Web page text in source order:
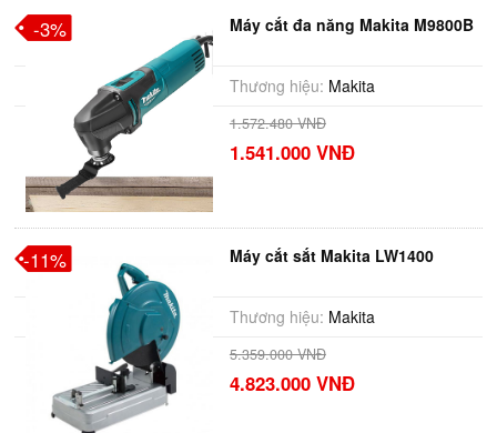
Máy cắt đa năng Makita M9800B
Thương hiệu: Makita
1.572.480 VNĐ
1.541.000 VNĐ
-3%
Máy cắt sắt Makita LW1400
Thương hiệu: Makita
5.359.000 VNĐ
4.823.000 VNĐ
-11%